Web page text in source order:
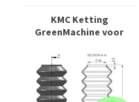
KMC Ketting
GreenMachine voor